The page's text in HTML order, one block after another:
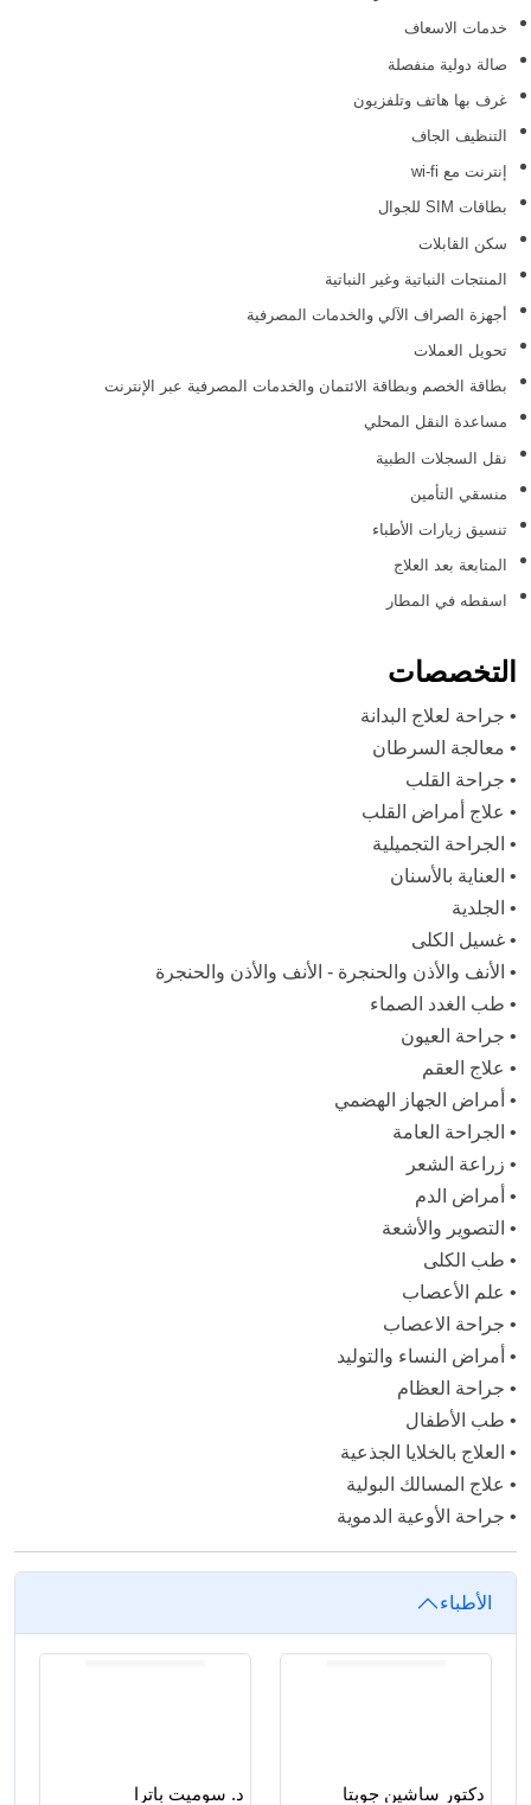
خدمات الاسعاف
صالة دولية منفصلة
غرف بها هاتف وتلفزيون
التنظيف الجاف
إنترنت مع wi-fi
بطاقات SIM للجوال
سكن القابلات
المنتجات النباتية وغير النباتية
أجهزة الصراف الآلي والخدمات المصرفية
تحويل العملات
بطاقة الخصم وبطاقة الائتمان والخدمات المصرفية عبر الإنترنت
مساعدة النقل المحلي
نقل السجلات الطبية
منسقي التأمين
تنسيق زيارات الأطباء
المتابعة بعد العلاج
اسقطه في المطار
التخصصات
• جراحة لعلاج البدانة
• معالجة السرطان
• جراحة القلب
• علاج أمراض القلب
• الجراحة التجميلية
• العناية بالأسنان
• الجلدية
• غسيل الكلى
• الأنف والأذن والحنجرة - الأنف والأذن والحنجرة
• طب الغدد الصماء
• جراحة العيون
• علاج العقم
• أمراض الجهاز الهضمي
• الجراحة العامة
• زراعة الشعر
• أمراض الدم
• التصوير والأشعة
• طب الكلى
• علم الأعصاب
• جراحة الاعصاب
• أمراض النساء والتوليد
• جراحة العظام
• طب الأطفال
• العلاج بالخلايا الجذعية
• علاج المسالك البولية
• جراحة الأوعية الدموية
الأطباء
دكتور ساشين جوبتا د. سوميت باترا